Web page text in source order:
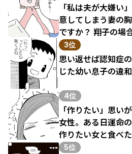
「私は夫が大嫌い
意してしまう妻の
ですか？ 翔子の場
3位
思い返せば認知症
じた幼い息子の違
4位
「作りたい」思い
女性。ある日運命
作りたい女と食べた
5位